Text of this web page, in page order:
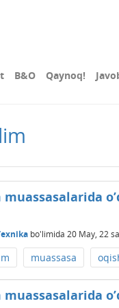
В&О Qaynoq!
bo'limida 20 May, 22
muassasa